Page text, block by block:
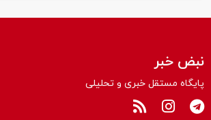
نبض خبر
پایگاه مستقل خبری و تحلیلی